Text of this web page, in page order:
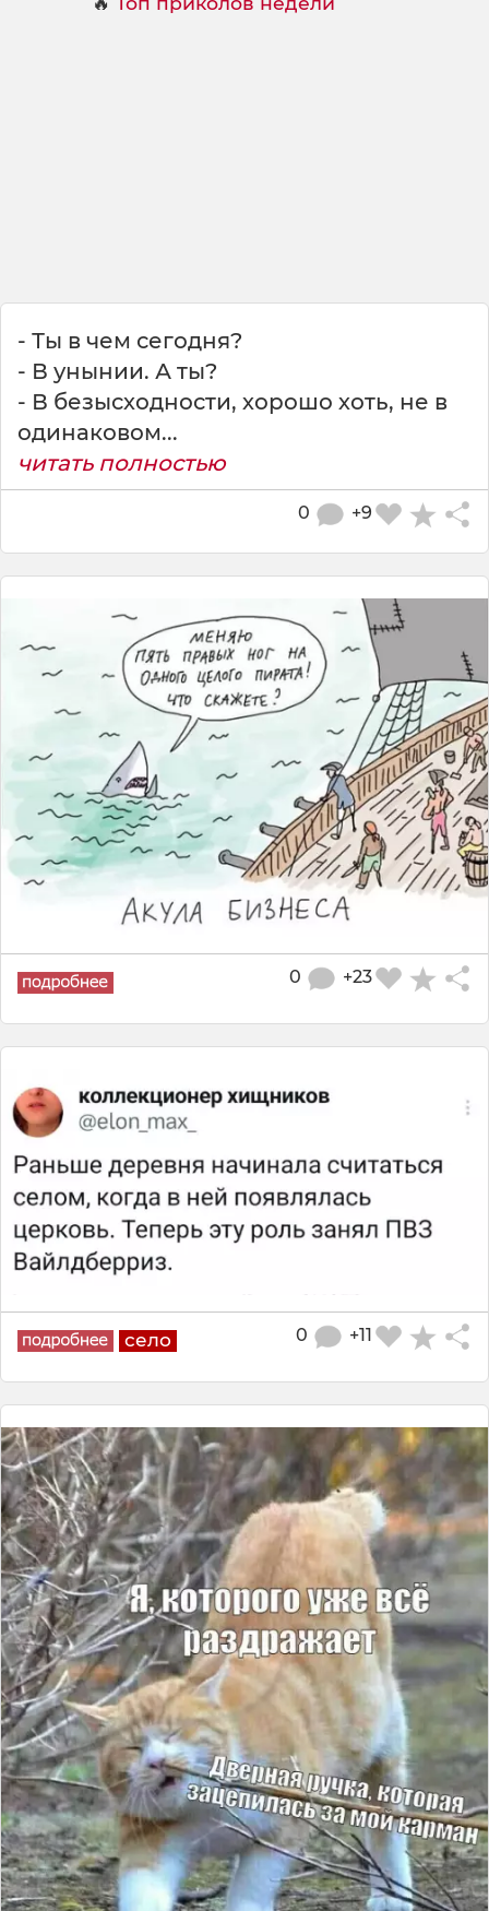
- Ты в чем сегодня?
- В унынии. А ты?
- В безысходности, хорошо хоть, не в
одинаковом...
читать полностью
+9
0
+23
0
село +11
0